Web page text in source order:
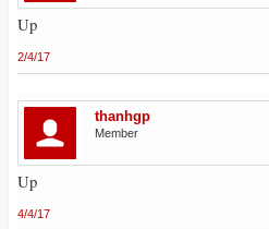
Up
2/4/17
thanhgp
Member
Up
4/4/17